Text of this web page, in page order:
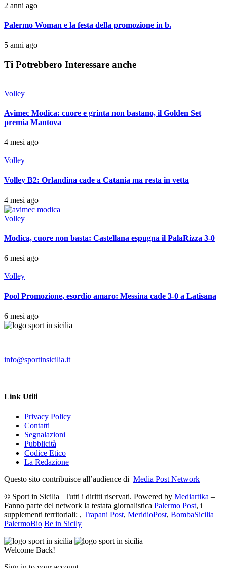
2 anni ago
Palermo Woman e la festa della promozione in b.
5 anni ago
Ti Potrebbero Interessare anche
Volley
Avimec Modica: cuore e grinta non bastano, il Golden Set
premia Mantova
4 mesi ago
Volley
Volley B2: Orlandina cade a Catania ma resta in vetta
4 mesi ago
Volley
Modica, cuore non basta: Castellana espugna il PalaRizza 3-0
6 mesi ago
Volley
Pool Promozione, esordio amaro: Messina cade 3-0 a Latisana
6 mesi ago
info@sportinsicilia.it
Link Utili
Privacy Policy
Contatti
Segnalazioni
Pubblicità
Codice Etico
La Redazione
Questo sito contribuisce all’audience di Media Post Network
© Sport in Sicilia | Tutti i diritti riservati. Powered by Mediartika –
Fanno parte del network la testata giornalistica Palermo Post, i
supplementi territoriali: , Trapani Post, MeridioPost, BombaSicilia
PalermoBio Be in Sicily
Welcome Back!